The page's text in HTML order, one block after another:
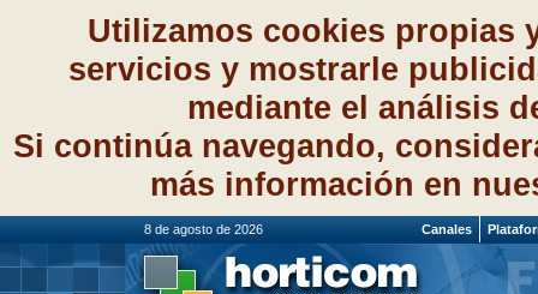
Utilizamos cookies propias
servicios y mostrarle
mediante el análisis
Si continúa navegando,
más información en
8 de agosto de 2026 Canales